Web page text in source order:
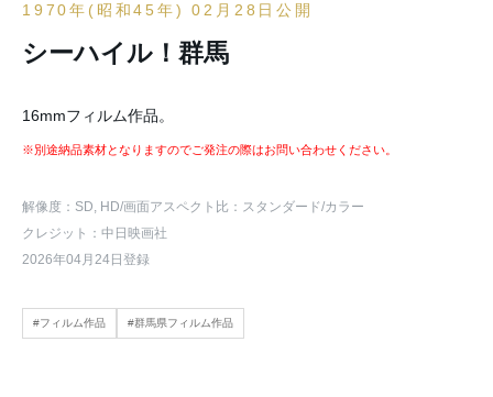
1970年(昭和45年) 02月28日公開
シーハイル！群馬
16mmフィルム作品。
※別途納品素材となりますのでご発注の際はお問い合わせください。
解像度：SD, HD/画面アスペクト比：スタンダード/カラー
クレジット：中日映画社
2026年04月24日登録
#フィルム作品 #群馬県フィルム作品